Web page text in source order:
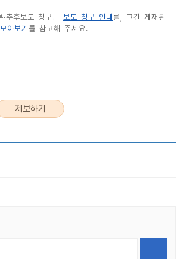
추후보도 청구는 보도 청구 안내를, 그간 게재된
아보기를 참고해 주세요.
제보하기